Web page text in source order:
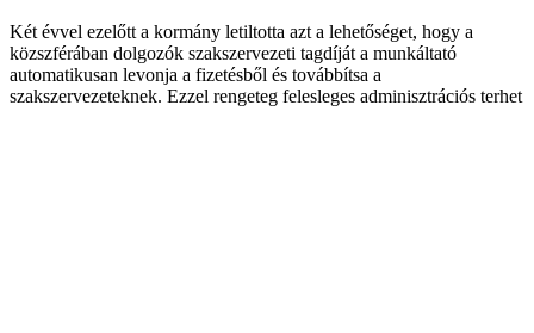
Két évvel ezelőtt a kormány letiltotta azt a lehetőséget, hogy a
közszférában dolgozók szakszervezeti tagdíját a munkáltató
automatikusan levonja a fizetésből és továbbítsa a
szakszervezeteknek. Ezzel rengeteg felesleges adminisztrációs terhet